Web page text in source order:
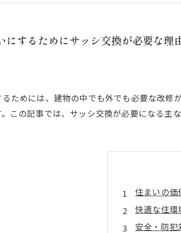
にするためにサッシ交換が必要な理
ためには、建物の中でも外でも必要な改
この記事では、サッシ交換が必要になる主
住まいの価
快適な住環
安全・防犯